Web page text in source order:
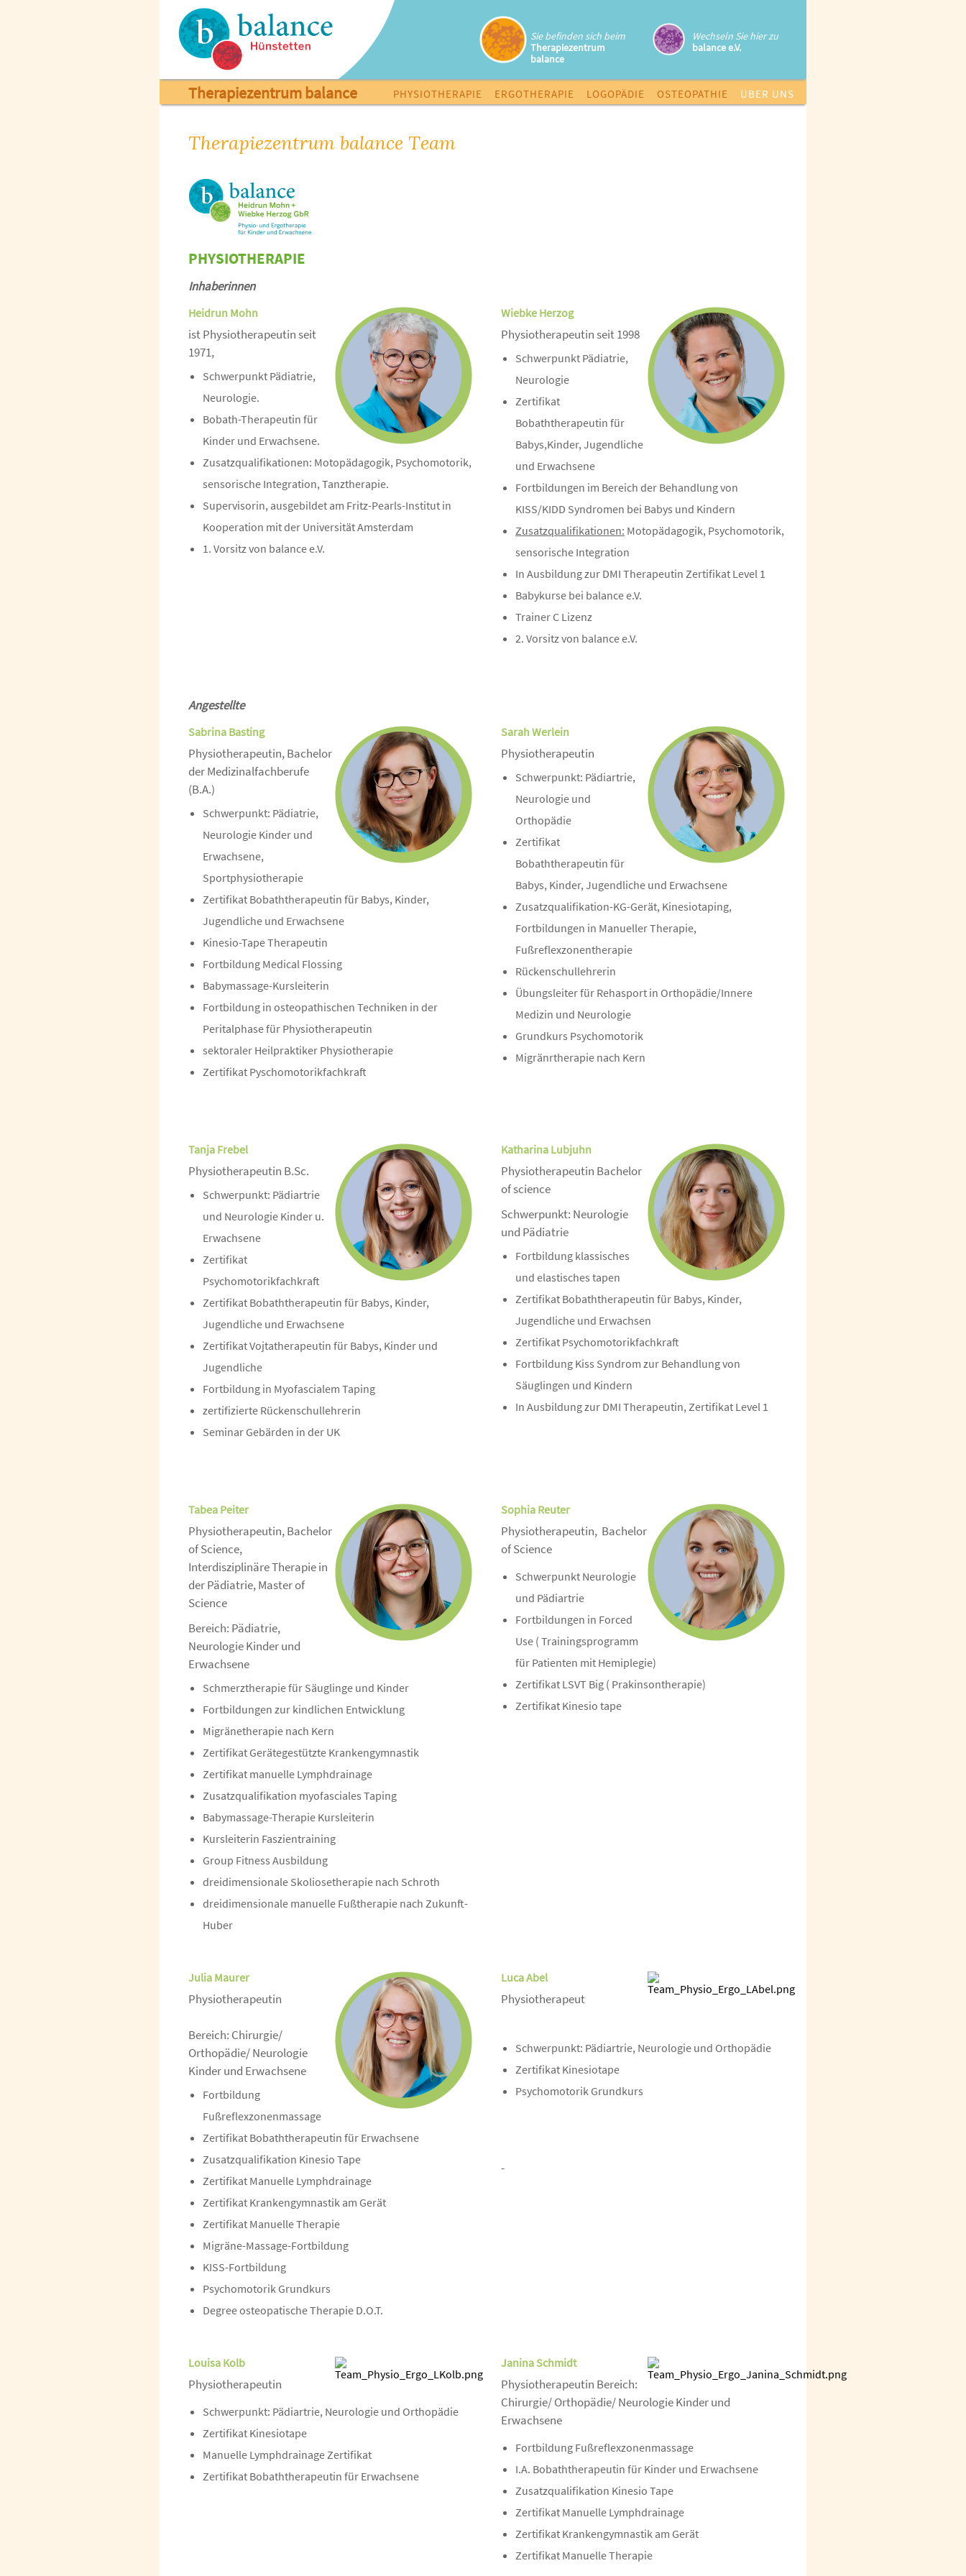
Sie befinden sich beim
Therapiezentrum
balance
Wechseln Sie hier zu
balance e.V.
Therapiezentrum balance PHYSIOTHERAPIE ERGOTHERAPIE LOGOPÄDIE OSTEOPATHIE ÜBER UNS
Therapiezentrum balance Team
PHYSIOTHERAPIE
Inhaberinnen
Heidrun Mohn
ist Physiotherapeutin seit
1971,
Schwerpunkt Pädiatrie,
Neurologie.
Bobath-Therapeutin für
Kinder und Erwachsene.
Zusatzqualifikationen: Motopädagogik, Psychomotorik,
sensorische Integration, Tanztherapie.
Supervisorin, ausgebildet am Fritz-Pearls-Institut in
Kooperation mit der Universität Amsterdam
1. Vorsitz von balance e.V.
Wiebke Herzog
Physiotherapeutin seit 1998
Schwerpunkt Pädiatrie,
Neurologie
Zertifikat
Bobaththerapeutin für
Babys,Kinder, Jugendliche
und Erwachsene
Fortbildungen im Bereich der Behandlung von
KISS/KIDD Syndromen bei Babys und Kindern
Zusatzqualifikationen: Motopädagogik, Psychomotorik,
sensorische Integration
In Ausbildung zur DMI Therapeutin Zertifikat Level 1
Babykurse bei balance e.V.
Trainer C Lizenz
2. Vorsitz von balance e.V.
Angestellte
Sabrina Basting
Physiotherapeutin, Bachelor
der Medizinalfachberufe
(B.A.)
Schwerpunkt: Pädiatrie,
Neurologie Kinder und
Erwachsene,
Sportphysiotherapie
Zertifikat Bobaththerapeutin für Babys, Kinder,
Jugendliche und Erwachsene
Kinesio-Tape Therapeutin
Fortbildung Medical Flossing
Babymassage-Kursleiterin
Fortbildung in osteopathischen Techniken in der
Peritalphase für Physiotherapeutin
sektoraler Heilpraktiker Physiotherapie
Zertifikat Pyschomotorikfachkraft
Sarah Werlein
Physiotherapeutin
Schwerpunkt: Pädiartrie,
Neurologie und
Orthopädie
Zertifikat
Bobaththerapeutin für
Babys, Kinder, Jugendliche und Erwachsene
Zusatzqualifikation-KG-Gerät, Kinesiotaping,
Fortbildungen in Manueller Therapie,
Fußreflexzonentherapie
Rückenschullehrerin
Übungsleiter für Rehasport in Orthopädie/Innere
Medizin und Neurologie
Grundkurs Psychomotorik
Migränrtherapie nach Kern
Tanja Frebel
Physiotherapeutin B.Sc.
Schwerpunkt: Pädiartrie
und Neurologie Kinder u.
Erwachsene
Zertifikat
Psychomotorikfachkraft
Zertifikat Bobaththerapeutin für Babys, Kinder,
Jugendliche und Erwachsene
Zertifikat Vojtatherapeutin für Babys, Kinder und
Jugendliche
Fortbildung in Myofascialem Taping
zertifizierte Rückenschullehrerin
Seminar Gebärden in der UK
Katharina Lubjuhn
Physiotherapeutin Bachelor
of science
Schwerpunkt: Neurologie
und Pädiatrie
Fortbildung klassisches
und elastisches tapen
Zertifikat Bobaththerapeutin für Babys, Kinder,
Jugendliche und Erwachsen
Zertifikat Psychomotorikfachkraft
Fortbildung Kiss Syndrom zur Behandlung von
Säuglingen und Kindern
In Ausbildung zur DMI Therapeutin, Zertifikat Level 1
Tabea Peiter
Physiotherapeutin, Bachelor
of Science,
Interdisziplinäre Therapie in
der Pädiatrie, Master of
Science
Bereich: Pädiatrie,
Neurologie Kinder und
Erwachsene
Schmerztherapie für Säuglinge und Kinder
Fortbildungen zur kindlichen Entwicklung
Migränetherapie nach Kern
Zertifikat Gerätegestützte Krankengymnastik
Zertifikat manuelle Lymphdrainage
Zusatzqualifikation myofasciales Taping
Babymassage-Therapie Kursleiterin
Kursleiterin Faszientraining
Group Fitness Ausbildung
dreidimensionale Skoliosetherapie nach Schroth
dreidimensionale manuelle Fußtherapie nach Zukunft-
Huber
Sophia Reuter
Physiotherapeutin, Bachelor
of Science
Schwerpunkt Neurologie
und Pädiartrie
Fortbildungen in Forced
Use ( Trainingsprogramm
für Patienten mit Hemiplegie)
Zertifikat LSVT Big ( Prakinsontherapie)
Zertifikat Kinesio tape
Julia Maurer
Physiotherapeutin
Bereich: Chirurgie/
Orthopädie/ Neurologie
Kinder und Erwachsene
Fortbildung
Fußreflexzonenmassage
Zertifikat Bobaththerapeutin für Erwachsene
Zusatzqualifikation Kinesio Tape
Zertifikat Manuelle Lymphdrainage
Zertifikat Krankengymnastik am Gerät
Zertifikat Manuelle Therapie
Migräne-Massage-Fortbildung
KISS-Fortbildung
Psychomotorik Grundkurs
Degree osteopatische Therapie D.O.T.
Luca Abel
Physiotherapeut
Schwerpunkt: Pädiartrie, Neurologie und Orthopädie
Zertifikat Kinesiotape
Psychomotorik Grundkurs
-
Louisa Kolb
Physiotherapeutin
Schwerpunkt: Pädiartrie, Neurologie und Orthopädie
Zertifikat Kinesiotape
Manuelle Lymphdrainage Zertifikat
Zertifikat Bobaththerapeutin für Erwachsene
Janina Schmidt
Physiotherapeutin Bereich:
Chirurgie/ Orthopädie/ Neurologie Kinder und
Erwachsene
Fortbildung Fußreflexzonenmassage
I.A. Bobaththerapeutin für Kinder und Erwachsene
Zusatzqualifikation Kinesio Tape
Zertifikat Manuelle Lymphdrainage
Zertifikat Krankengymnastik am Gerät
Zertifikat Manuelle Therapie